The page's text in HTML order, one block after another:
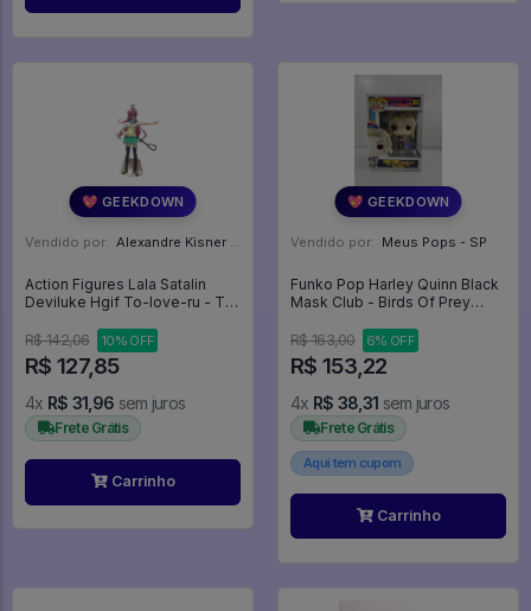
💖 GEEKDOWN
Vendido por: Alexandre Kisner - PR
Action Figures Lala Satalin
Deviluke Hgif To-love-ru - To
R$ 142,06
10% OFF
R$ 127,85
4x R$ 31,96 sem juros
Frete Grátis
Carrinho
💖 GEEKDOWN
Vendido por: Meus Pops - SP
Funko Pop Harley Quinn Black
Mask Club - Birds Of Prey
R$ 163,00
6% OFF
R$ 153,22
4x R$ 38,31 sem juros
Frete Grátis
Aqui tem cupom
Carrinho